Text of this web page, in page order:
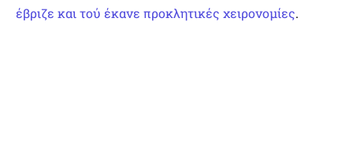
έβριζε και τού έκανε προκλητικές χειρονομίες.